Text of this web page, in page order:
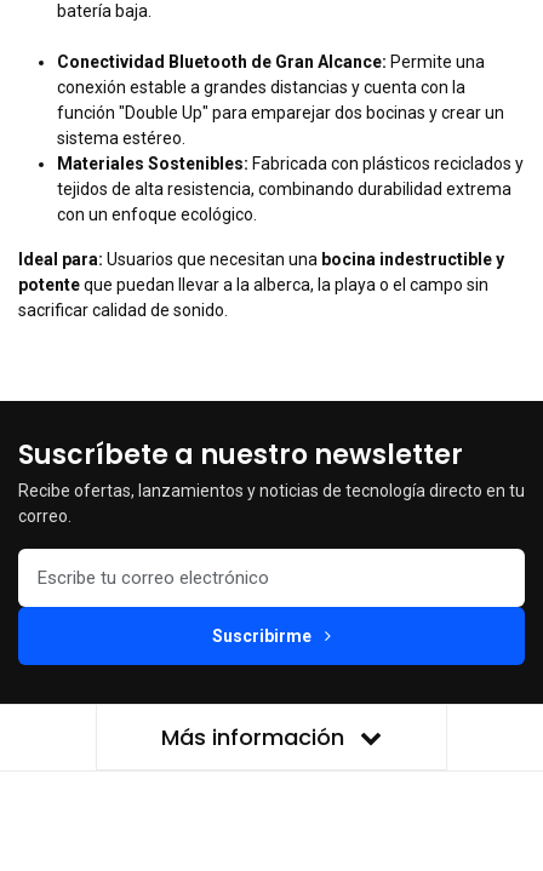
batería baja.
Conectividad Bluetooth de Gran Alcance: Permite una
conexión estable a grandes distancias y cuenta con la
función "Double Up" para emparejar dos bocinas y crear un
sistema estéreo.
Materiales Sostenibles: Fabricada con plásticos reciclados y
tejidos de alta resistencia, combinando durabilidad extrema
con un enfoque ecológico.
Ideal para: Usuarios que necesitan una bocina indestructible y
potenteque puedan llevar a la alberca, la playa o el campo sin
sacrificar calidad de sonido.
Suscríbete a nuestro newsletter
Recibe ofertas, lanzamientos y noticias de tecnología directo en tu
correo.
Suscribirme
Más información